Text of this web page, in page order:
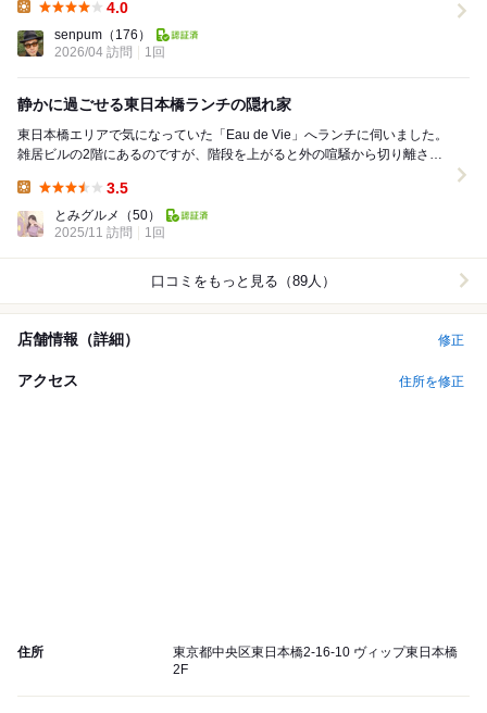
4.0
senpum （176）
2026/04 訪問
1回
静かに過ごせる東日本橋ランチの隠れ家
東日本橋エリアで気になっていた「Eau de Vie」へランチに伺いました。
雑居ビルの2階にあるのですが、階段を上がると外の喧騒から切り離され
3.5
とみグルメ
（50）
2025/11 訪問
1回
口コミをもっと見る（89人）
店舗情報（詳細） 修正
アクセス 住所を修正
住所
東京都中央区東日本橋2-16-10 ヴィップ東日本橋
2F